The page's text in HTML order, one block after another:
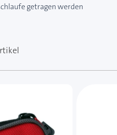
getragen werden